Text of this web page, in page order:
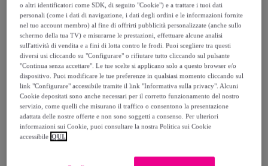
14,99 €
29,99 €
-50%
Venduto daGiocattoli per Passione
Consegna
o altri identificatori come SDK, di seguito "Cookie") e a trattare i tuoi dati
personali (come i dati di navigazione, i dati degli ordini e le informazioni fornite
nel tuo account membro) al fine di offrirti pubblicità personalizzate (anche sullo
schermo della tua TV) e misurarne le prestazioni, effettuare alcune analisi
sull'attività di vendita e a fini di lotta contro le frodi. Puoi scegliere tra questi
diversi usi cliccando su "Configurare" o rifiutare tutto cliccando sul pulsante
"Continua senza accettare". Le tue scelte si applicano solo a questo browser e/o
dispositivo. Puoi modificare le tue preferenze in qualsiasi momento cliccando sul
link "Configurare" accessibile tramite il link "Informativa sulla privacy". Alcuni
Cookie depositati sono anche necessari per il corretto funzionamento del nostro
servizio, come quelli che misurano il traffico o consentono la presentazione
adattata delle nostre offerte e non sono soggetti a consenso. Per ulteriori
informazioni sui Cookie, puoi consultare la nostra Politica sui Cookie
accessibile QUI.